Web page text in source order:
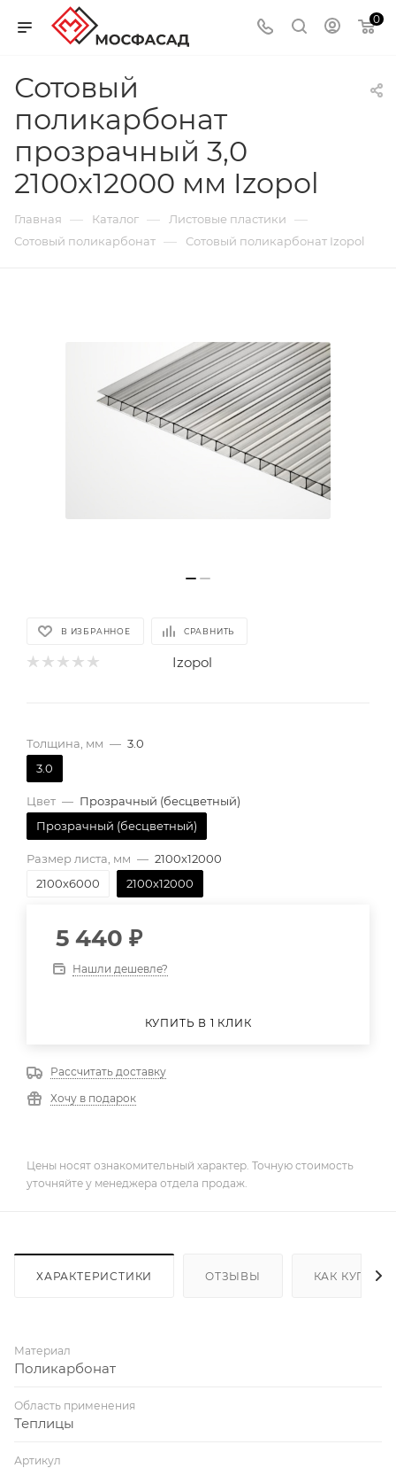
0
Сотовый
поликарбонат
прозрачный 3,0
2100х12000 мм Izopol
Главная — Каталог — Листовые пластики —
Сотовый поликарбонат — Сотовый поликарбонат Izopol
В ИЗБРАННОЕ СРАВНИТЬ
Izopol
Толщина, мм — 3.0
3.0
Цвет — Прозрачный (бесцветный)
Прозрачный (бесцветный)
Размер листа, мм — 2100х12000
2100х6000
2100х12000
5 440 ₽
Нашли дешевле?
КУПИТЬ В 1 КЛИК
Рассчитать доставку
Хочу в подарок
Цены носят ознакомительный характер. Точную стоимость
уточняйте у менеджера отдела продаж.
ХАРАКТЕРИСТИКИ ОТЗЫВЫ КАК КУПИТЬ
Материал
Поликарбонат
Область применения
Теплицы
Артикул